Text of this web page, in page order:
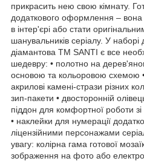
прикрасить нею свою кімнату.
додаткового оформлення – вона
в інтер'єрі або стати
шанувальників серіалу. У наборі
діамантова ТМ SANTI є все
шедевру: • полотно на
основою та кольоровою схемою •
акрилові камені-стрази різних
зип-пакети • двосторонній
піддон для комфортної роботи
• наклейки для нумерації
ліцензійними персонажами
увагу: колірна гама готової
зображення на фото або